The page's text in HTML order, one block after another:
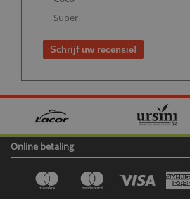
Super
Schrijf uw recensie!
Online betaling